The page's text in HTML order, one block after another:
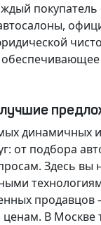
покупатель
динамичных
от подбора
Здесь
В